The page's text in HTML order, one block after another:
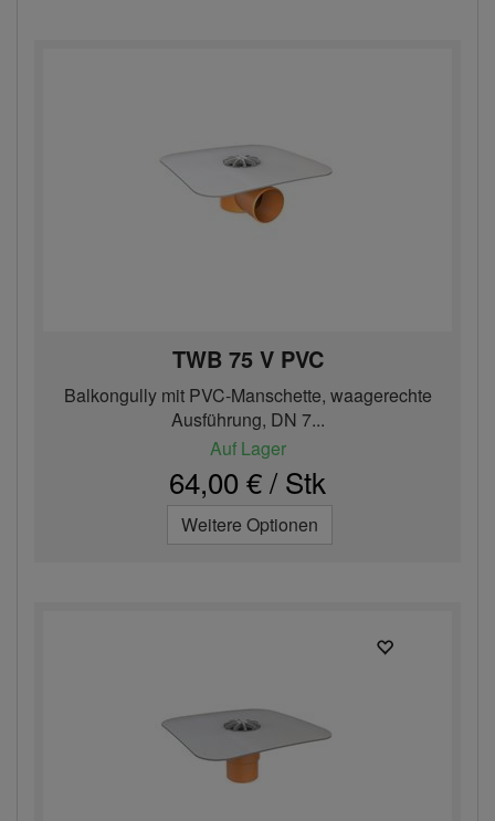
TWB 75 V PVC
Balkongully mit PVC-Manschette, waagerechte
Ausführung, DN 7...
Auf Lager
64,00 € / Stk
Weitere Optionen